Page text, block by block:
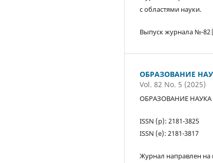
с областями науки.
Выпуск журнала №-
ОБРАЗОВАНИЕ
Vol. 82 No. 5 (2025)
ОБРАЗОВАНИЕ
ISSN (р): 2181-3825
ISSN (е): 2181-3817
Журнал направлен на